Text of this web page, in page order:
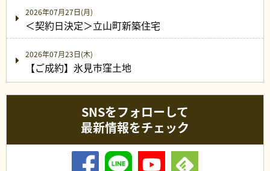
2026年07月27日(月)
＜契約日決定＞立山町新築住宅
2026年07月23日(木)
【ご成約】氷見市窪土地
SNSをフォローして
最新情報をチェック